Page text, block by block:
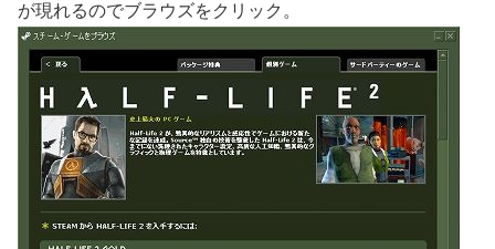
が現れるのでブラウズをクリック。